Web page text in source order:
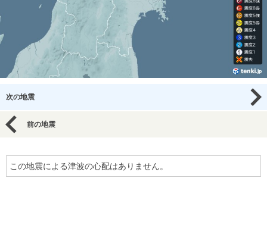
次の地震
前の地震
この地震による津波の心配はありません。